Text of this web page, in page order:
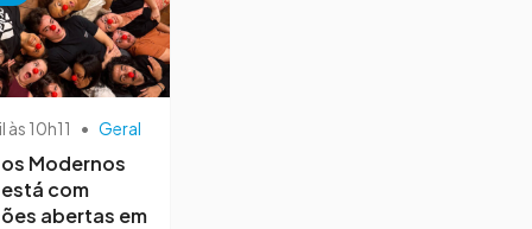
às 10h11 • Geral
Modernos
com
abertas em